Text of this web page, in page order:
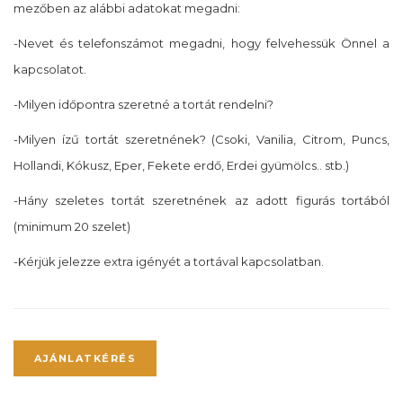
mezőben az alábbi adatokat megadni:
-Nevet és telefonszámot megadni, hogy felvehessük Önnel a
kapcsolatot.
-Milyen időpontra szeretné a tortát rendelni?
-Milyen ízű tortát szeretnének? (Csoki, Vanilia, Citrom, Puncs,
Hollandi, Kókusz, Eper, Fekete erdő, Erdei gyümölcs.. stb.)
-Hány szeletes tortát szeretnének az adott figurás tortából
(minimum 20 szelet)
-Kérjük jelezze extra igényét a tortával kapcsolatban.
AJÁNLATKÉRÉS